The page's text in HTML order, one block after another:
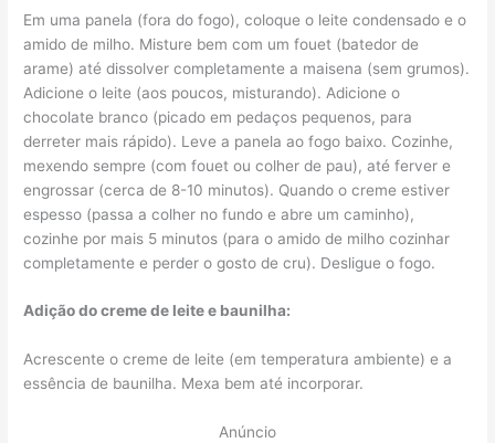
Em uma panela (fora do fogo), coloque o leite condensado e o
amido de milho. Misture bem com um fouet (batedor de
arame) até dissolver completamente a maisena (sem grumos).
Adicione o leite (aos poucos, misturando). Adicione o
chocolate branco (picado em pedaços pequenos, para
derreter mais rápido). Leve a panela ao fogo baixo. Cozinhe,
mexendo sempre (com fouet ou colher de pau), até ferver e
engrossar (cerca de 8-10 minutos). Quando o creme estiver
espesso (passa a colher no fundo e abre um caminho),
cozinhe por mais 5 minutos (para o amido de milho cozinhar
completamente e perder o gosto de cru). Desligue o fogo.
Adição do creme de leite e baunilha:
Acrescente o creme de leite (em temperatura ambiente) e a
essência de baunilha. Mexa bem até incorporar.
Anúncio